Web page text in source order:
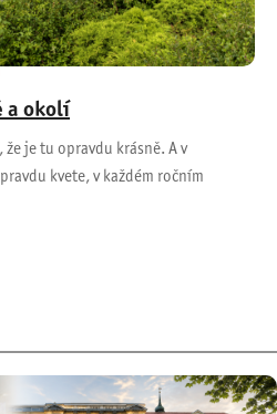
a okolí
je tu opravdu krásně. A v
kvete, v každém ročním